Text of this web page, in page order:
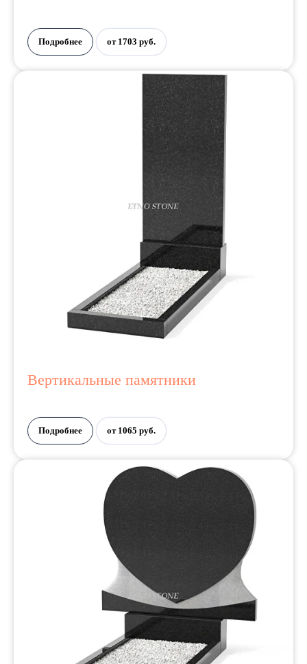
Подробнее от 1703 руб.
Вертикальные памятники
Подробнее от 1065 руб.